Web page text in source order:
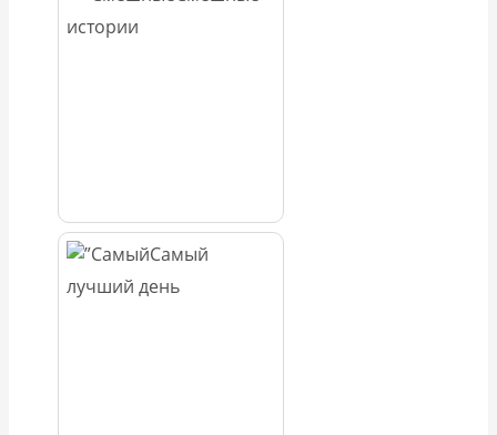
истории
Самый
лучший день